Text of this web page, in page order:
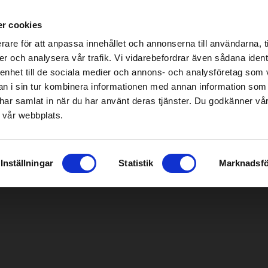
cookies
för att anpassa innehållet och annonserna till användarna,
och analysera vår trafik. Vi vidarebefordrar även sådana
till de sociala medier och annons- och analysföretag som
i sin tur kombinera informationen med annan information
samlat in när du har använt deras tjänster. Du godkänner
webbplats.
Inställningar Statistik
Abatteuse Carburant/Lubrification/Moteur Smart garden